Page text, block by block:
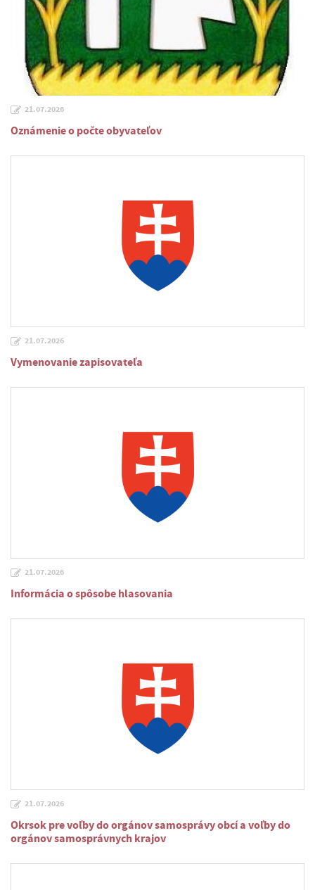
21.07.2026
Oznámenie o počte obyvateľov
21.07.2026
Vymenovanie zapisovateľa
21.07.2026
Informácia o spôsobe hlasovania
21.07.2026
Okrsok pre voľby do orgánov samosprávy obcí a voľby do
orgánov samosprávnych krajov